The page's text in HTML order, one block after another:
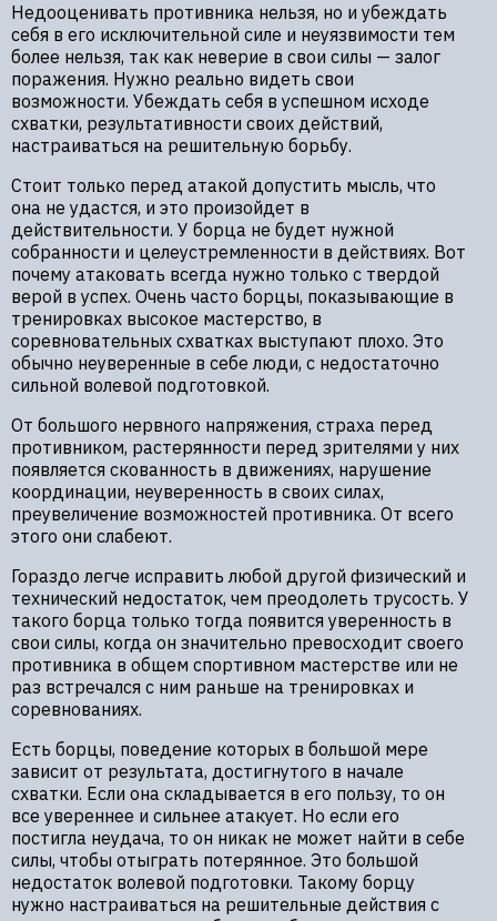
Недооценивать противника нельзя, но и убеждать
себя в его исключительной силе и неуязвимости тем
более нельзя, так как неверие в свои силы — залог
поражения. Нужно реально видеть свои
возможности. Убеждать себя в успешном исходе
схватки, результативности своих действий,
настраиваться на решительную борьбу.
Стоит только перед атакой допустить мысль, что
она не удастся, и это произойдет в
действительности. У борца не будет нужной
собранности и целеустремленности в действиях. Вот
почему атаковать всегда нужно только с твердой
верой в успех. Очень часто борцы, показывающие в
тренировках высокое мастерство, в
соревновательных схватках выступают плохо. Это
обычно неуверенные в себе люди, с недостаточно
сильной волевой подготовкой.
От большого нервного напряжения, страха перед
противником, растерянности перед зрителями у них
появляется скованность в движениях, нарушение
координации, неуверенность в своих силах,
преувеличение возможностей противника. От всего
этого они слабеют.
Гораздо легче исправить любой другой физический и
технический недостаток, чем преодолеть трусость. У
такого борца только тогда появится уверенность в
свои силы, когда он значительно превосходит своего
противника в общем спортивном мастерстве или не
раз встречался с ним раньше на тренировках и
соревнованиях.
Есть борцы, поведение которых в большой мере
зависит от результата, достигнутого в начале
схватки. Если она складывается в его пользу, то он
все увереннее и сильнее атакует. Но если его
постигла неудача, то он никак не может найти в себе
силы, чтобы отыграть потерянное. Это большой
недостаток волевой подготовки. Такому борцу
нужно настраиваться на решительные действия с